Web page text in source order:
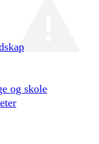
og skole